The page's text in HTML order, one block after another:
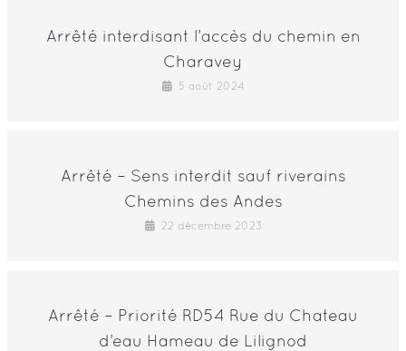
Arrêté interdisant l’accès du chemin en
Charavey
5 août 2024
Arrêté – Sens interdit sauf riverains
Chemins des Andes
22 décembre 2023
Arrêté – Priorité RD54 Rue du Chateau
d’eau Hameau de Lilignod